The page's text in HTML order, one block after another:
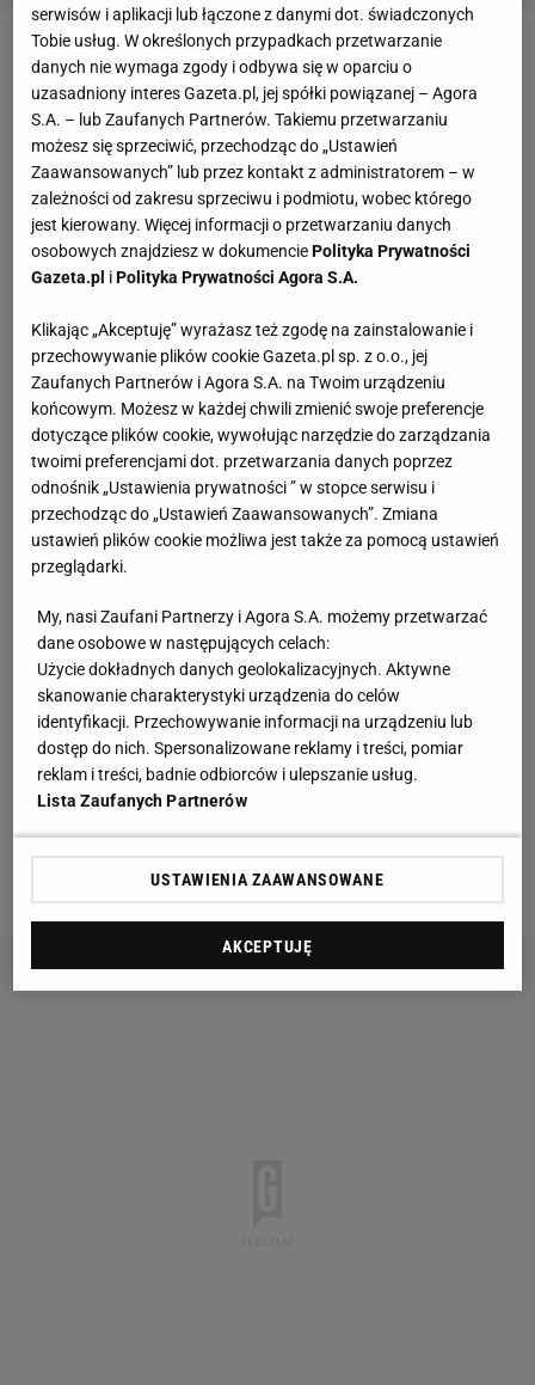
Zobacz wideoQuebonafide zakończył karierę, a tu
takie wieści. "Nie wiedzieli, jak się zachować"
Robert Lewandowski pod lupą. Oto jak widzą rolę
Anny Lewandowskiej
Tematpodjął brytyjski serwis talksport.com. "Kluby
szokującej decyzji Barcelony o niezaoferowaniu
Lewandowskiemu nowego kontraktu" - czytamy w
tekście, który wbrew pozorom nie dotyczy spekulacji
transferowych.
"Lewandowski jest u schyłku swojej kariery, skończył
37 lat w sierpniu, ale nie ma powodów do obaw o
jego formę. Kapitan reprezentacji Polski strzelił 42
gole w zeszłym sezonie i ma ich cztery we
wszystkich rozgrywkach w tym roku, mimo że tylko
w czterechmeczachwystąpił w wyjściowym
składzie. Kontuzje Lewandowskiego nie powinny
zniechęcać klubów Premier League w przyszłym
roku, ponieważ żona utrzymuje go w szczytowej
formie" - napisano. I to właśnie wpływ Anny
serwisów i aplikacji lub łączone z danymi dot. świadczonych
Tobie usług. W określonych przypadkach przetwarzanie
danych nie wymaga zgody i odbywa się w oparciu o
uzasadniony interes Gazeta.pl, jej spółki powiązanej – Agora
S.A. – lub Zaufanych Partnerów. Takiemu przetwarzaniu
możesz się sprzeciwić, przechodząc do „Ustawień
Zaawansowanych” lub przez kontakt z administratorem – w
zależności od zakresu sprzeciwu i podmiotu, wobec którego
jest kierowany. Więcej informacji o przetwarzaniu danych
osobowych znajdziesz w dokumenciePolityka Prywatności
Gazeta.pl iPolityka Prywatności Agora S.A.
Klikając „Akceptuję” wyrażasz też zgodę na zainstalowanie i
przechowywanie plików cookie Gazeta.pl sp. z o.o., jej
Zaufanych Partnerów i Agora S.A. na Twoim urządzeniu
końcowym. Możesz w każdej chwili zmienić swoje preferencje
dotyczące plików cookie, wywołując narzędzie do zarządzania
twoimi preferencjami dot. przetwarzania danych poprzez
odnośnik „Ustawienia prywatności ” w stopce serwisu i
przechodząc do „Ustawień Zaawansowanych”. Zmiana
ustawień plików cookie możliwa jest także za pomocą ustawień
przeglądarki.
My, nasi Zaufani Partnerzy i Agora S.A. możemy przetwarzać
dane osobowe w następujących celach:
Użycie dokładnych danych geolokalizacyjnych. Aktywne
skanowanie charakterystyki urządzenia do celów
identyfikacji. Przechowywanie informacji na urządzeniu lub
dostęp do nich. Spersonalizowane reklamy i treści, pomiar
reklam i treści, badnie odbiorców i ulepszanie usług.
Lista Zaufanych Partnerów
USTAWIENIA ZAAWANSOWANE
AKCEPTUJĘ